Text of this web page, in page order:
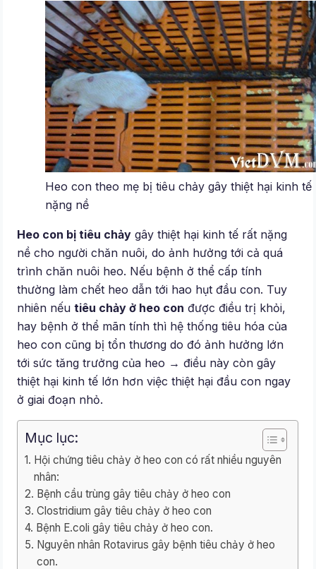
Heo con theo mẹ bị tiêu chảy gây thiệt hại kinh tế
nặng nề
Heo con bị tiêu chảy gây thiệt hại kinh tế rất nặng
nề cho người chăn nuôi, do ảnh hưởng tới cả quá
trình chăn nuôi heo. Nếu bệnh ở thể cấp tính
thường làm chết heo dẫn tới hao hụt đầu con. Tuy
nhiên nếutiêu chảy ở heo con được điều trị khỏi,
hay bệnh ở thể mãn tính thì hệ thống tiêu hóa của
heo con cũng bị tổn thương do đó ảnh hưởng lớn
tới sức tăng trưởng của heo → điều này còn gây
thiệt hại kinh tế lớn hơn việc thiệt hại đầu con ngay
ở giai đoạn nhỏ.
Mục lục:
Hội chứng tiêu chảy ở heo con có rất nhiều nguyên
nhân:
Bệnh cầu trùng gây tiêu chảy ở heo con
Clostridium gây tiêu chảy ở heo con
Bệnh E.coli gây tiêu chảy ở heo con.
Nguyên nhân Rotavirus gây bệnh tiêu chảy ở heo
con.